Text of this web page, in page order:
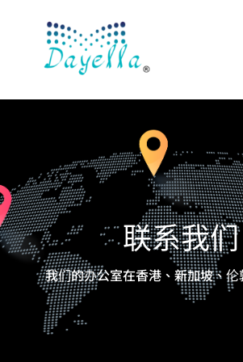
联系我们
我们的办公室在香港、新加坡、